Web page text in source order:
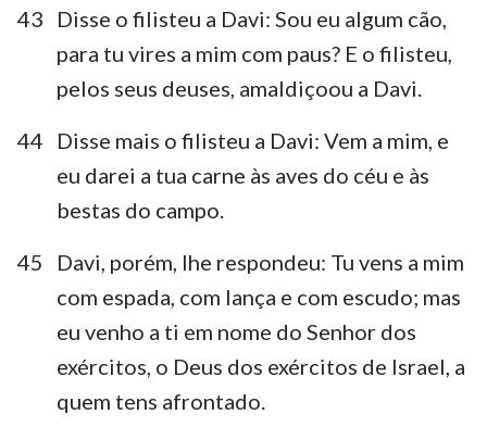
43
Disse o filisteu a Davi: Sou eu algum cão,
para tu vires a mim com paus? E o filisteu,
pelos seus deuses, amaldiçoou a Davi.
44
Disse mais o filisteu a Davi: Vem a mim, e
eu darei a tua carne às aves do céu e às
bestas do campo.
45
Davi, porém, lhe respondeu: Tu vens a mim
com espada, com lança e com escudo; mas
eu venho a ti em nome do Senhor dos
exércitos, o Deus dos exércitos de Israel, a
quem tens afrontado.